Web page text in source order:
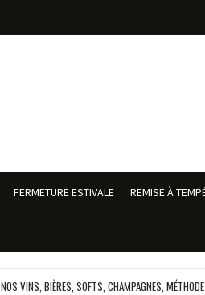
FERMETURE ESTIVALE REMISE À
NOS VINS, BIÈRES, SOFTS, CHAMPAGNES, MÉTHODE